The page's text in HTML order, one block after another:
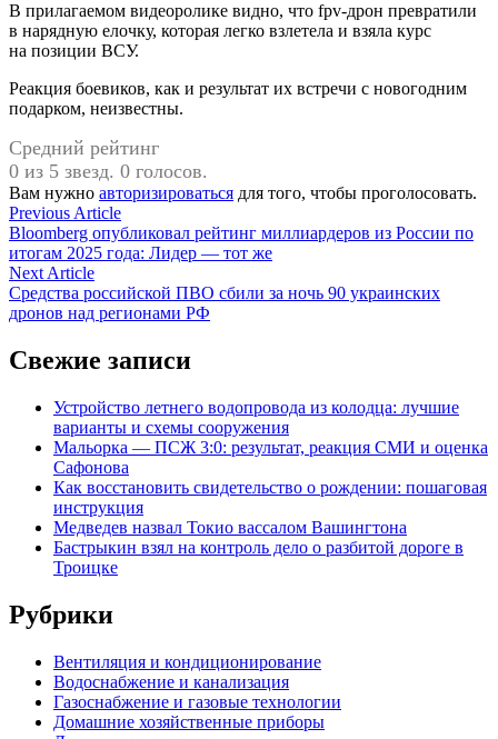
В прилагаемом видеоролике видно, что fpv-дрон превратили
в нарядную елочку, которая легко взлетела и взяла курс
на позиции ВСУ.
Реакция боевиков, как и результат их встречи с новогодним
подарком, неизвестны.
Средний рейтинг
0 из 5 звезд. 0 голосов.
Вам нужно авторизироваться для того, чтобы проголосовать.
Навигация
по
записям
Previous ArticlePrevious
article:
Bloomberg опубликовал рейтинг миллиардеров из России по
итогам 2025 года: Лидер — тот же
Next ArticleNext
article:
Средства российской ПВО сбили за ночь 90 украинских
дронов над регионами РФ
Свежие записи
Устройство летнего водопровода из колодца: лучшие
варианты и схемы сооружения
Мальорка — ПСЖ 3:0: результат, реакция СМИ и оценка
Сафонова
Как восстановить свидетельство о рождении: пошаговая
инструкция
Медведев назвал Токио вассалом Вашингтона
Бастрыкин взял на контроль дело о разбитой дороге в
Троицке
Рубрики
Вентиляция и кондиционирование
Водоснабжение и канализация
Газоснабжение и газовые технологии
Домашние хозяйственные приборы